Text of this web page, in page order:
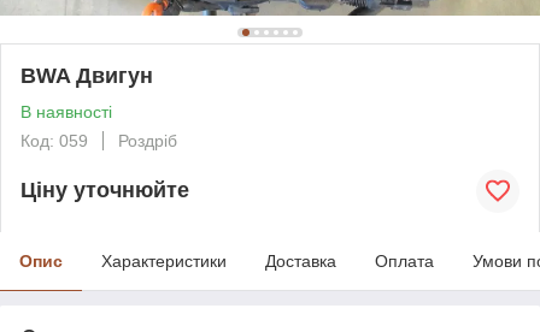
BWA Двигун
В наявності
Код: 059
Роздріб
Ціну уточнюйте
Опис Характеристики Доставка Оплата Умови